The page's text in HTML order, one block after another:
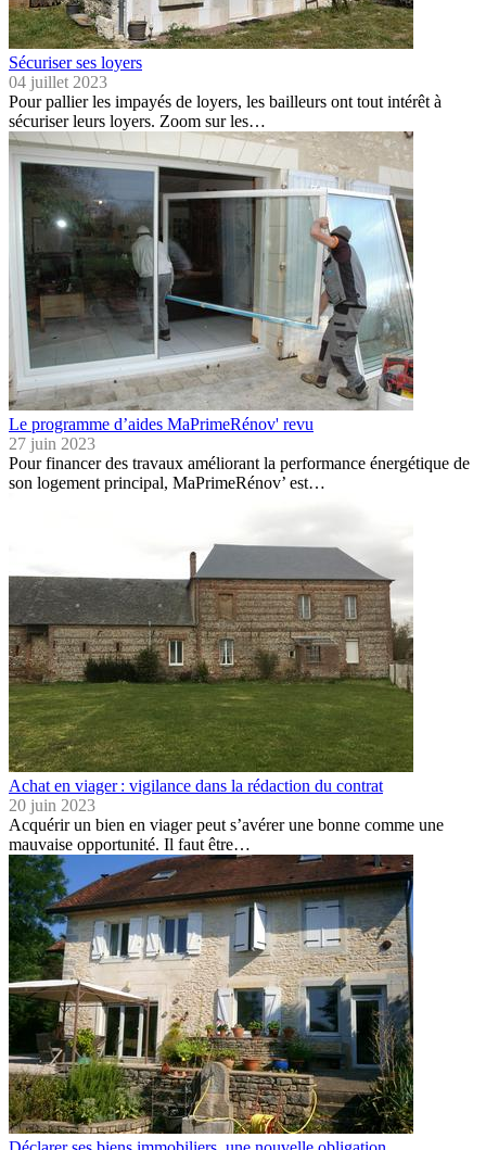
Sécuriser ses loyers
04 juillet 2023
Pour pallier les impayés de loyers, les bailleurs ont tout intérêt à
sécuriser leurs loyers. Zoom sur les…
Le programme d’aides MaPrimeRénov' revu
27 juin 2023
Pour financer des travaux améliorant la performance énergétique de
son logement principal, MaPrimeRénov’ est…
Achat en viager : vigilance dans la rédaction du contrat
20 juin 2023
Acquérir un bien en viager peut s’avérer une bonne comme une
mauvaise opportunité. Il faut être…